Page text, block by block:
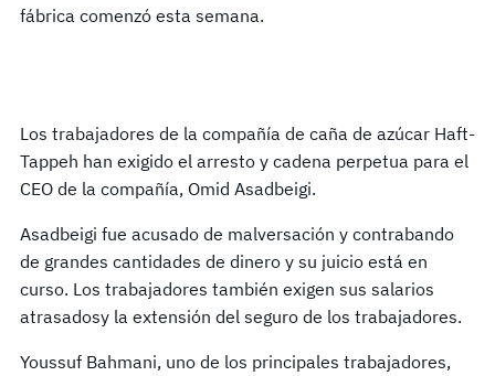
fábrica comenzó esta semana.
Los trabajadores de la compañía de caña de azúcar Haft-
Tappeh han exigido el arresto y cadena perpetua para el
CEO de la compañía, Omid Asadbeigi.
Asadbeigi fue acusado de malversación y contrabando
de grandes cantidades de dinero y su juicio está en
curso. Los trabajadores también exigen sus salarios
atrasados ​​y la extensión del seguro de los trabajadores.
Youssuf Bahmani, uno de los principales trabajadores,